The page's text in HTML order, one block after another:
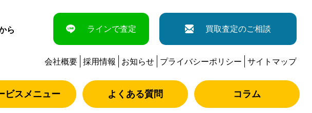
ら ラインで査定 買取査定のご相談
会社概要 採用情報 お知らせ プライバシーポリシー サイトマップ
ビスメニュー よくある質問 コラム